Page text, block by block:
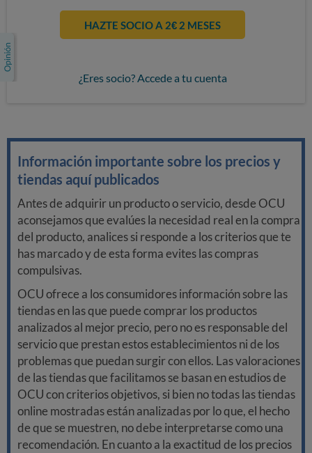
HAZTE SOCIO A 2€ 2 MESES
¿Eres socio? Accede a tu cuenta
Información importante sobre los precios y
tiendas aquí publicados
Antes de adquirir un producto o servicio, desde OCU
aconsejamos que evalúes la necesidad real en la compra
del producto, analices si responde a los criterios que te
has marcado y de esta forma evites las compras
compulsivas.
OCU ofrece a los consumidores información sobre las
tiendas en las que puede comprar los productos
analizados al mejor precio, pero no es responsable del
servicio que prestan estos establecimientos ni de los
problemas que puedan surgir con ellos. Las valoraciones
de las tiendas que facilitamos se basan en estudios de
OCU con criterios objetivos, si bien no todas las tiendas
online mostradas están analizadas por lo que, el hecho
de que se muestren, no debe interpretarse como una
recomendación. En cuanto a la exactitud de los precios